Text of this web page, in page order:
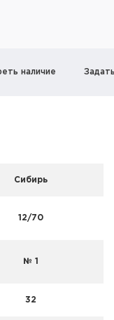
наличие
Сибирь
12/70
№ 1
32